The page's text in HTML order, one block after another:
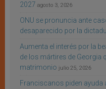
2027 agosto 3, 2026
ONU se pronuncia ante
desaparecido por la
Aumenta el interés por la
de los mártires de Georgia
matrimonio julio 25, 2026
Franciscanos piden ayuda